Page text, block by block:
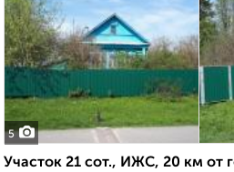
5
Участок 21 сот., ИЖС, 20 км от